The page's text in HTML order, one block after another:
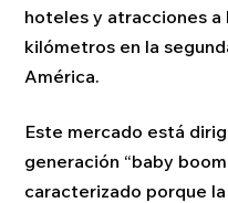
hoteles y atracciones a
kilómetros en la
América.
Este mercado está
generación “baby
caracterizado porque